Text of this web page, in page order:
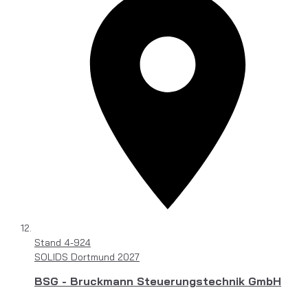
Stand 4-924
SOLIDS Dortmund 2027
BSG - Bruckmann Steuerungstechnik GmbH